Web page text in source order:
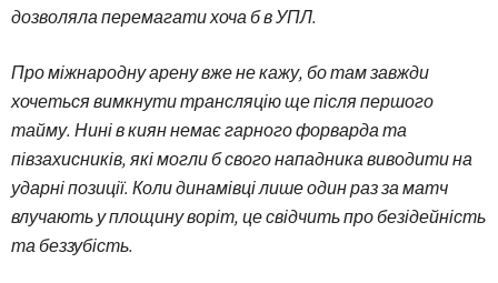
дозволяла перемагати хоча б в УПЛ.
Про міжнародну арену вже не кажу, бо там завжди
хочеться вимкнути трансляцію ще після першого
тайму. Нині в киян немає гарного форварда та
півзахисників, які могли б свого нападника виводити на
ударні позиції. Коли динамівці лише один раз за матч
влучають у площину воріт, це свідчить про безідейність
та беззубість.